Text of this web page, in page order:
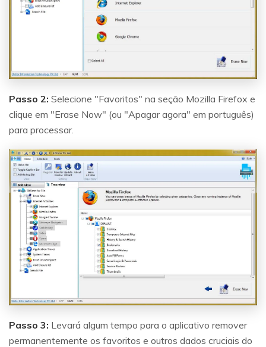
Passo 2: Selecione "Favoritos" na seção Mozilla Firefox e
clique em "Erase Now" (ou "Apagar agora" em português)
para processar.
Passo 3: Levará algum tempo para o aplicativo remover
permanentemente os favoritos e outros dados cruciais do